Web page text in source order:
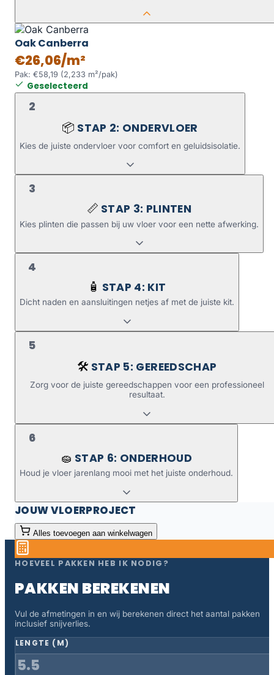
Oak Canberra
€26,06/m²
Pak: €58,19 (2,233 m²/pak)
Geselecteerd
2
📦 STAP 2: ONDERVLOER
Kies de juiste ondervloer voor comfort en geluidsisolatie.
3
📏 STAP 3: PLINTEN
Kies plinten die passen bij uw vloer voor een nette afwerking.
4
🧴 STAP 4: KIT
Dicht naden en aansluitingen netjes af met de juiste kit.
5
🛠️ STAP 5: GEREEDSCHAP
Zorg voor de juiste gereedschappen voor een professioneel
resultaat.
6
🧽 STAP 6: ONDERHOUD
Houd je vloer jarenlang mooi met het juiste onderhoud.
JOUW VLOERPROJECT
Alles toevoegen aan winkelwagen
HOEVEEL PAKKEN HEB IK NODIG?
PAKKEN BEREKENEN
Vul de afmetingen in en wij berekenen direct het aantal pakken
inclusief snijverlies.
LENGTE (M)